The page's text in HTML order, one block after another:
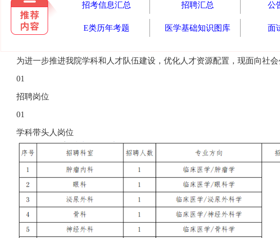
招考信息汇总 招聘汇总 公
E类历年考题 医学基础知识图库 面
为进一步推进我院学科和人才队伍建设，优化人才资源配置，现面向社会
01
招聘岗位
01
学科带头人岗位